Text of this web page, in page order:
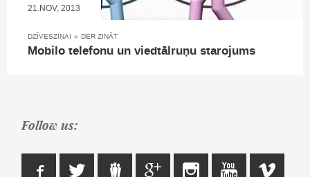
21.NOV, 2013
DZĪVESZIŅAI » DER ZINĀT
Mobilo telefonu un viedtālruņu starojums
Follow us: